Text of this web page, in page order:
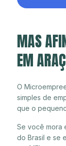
MAS
EM
O
simples de
que o
Se você mora
do Brasil e se